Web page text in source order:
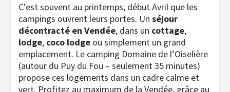
C’est souvent au printemps, début Avril que les
campings ouvrent leurs portes. Un séjour
décontracté en Vendée, dans un cottage,
lodge, coco lodge ou simplement un grand
emplacement. Le camping Domaine de l’Oiselière
(autour du Puy du Fou – seulement 35 minutes)
propose ces logements dans un cadre calme et
vert. Profitez au maximum de la Vendée, grâce au